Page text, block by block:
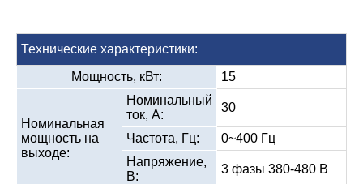
Технические характеристики:
Мощность, кВт:
15
Номинальная
мощность на
выходе:
Номинальный
ток, А:
30
Частота, Гц:
0~400 Гц
Напряжение,
В:
3 фазы 380-480 В